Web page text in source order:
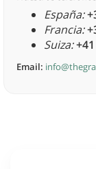
España:
Francia:
Suiza:
Email: